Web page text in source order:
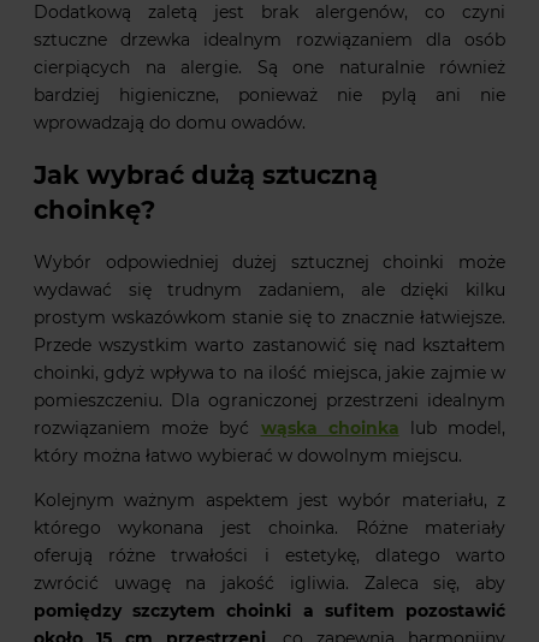
Dodatkową zaletą jest brak alergenów, co czyni
sztuczne drzewka idealnym rozwiązaniem dla osób
cierpiących na alergie. Są one naturalnie również
bardziej higieniczne, ponieważ nie pylą ani nie
wprowadzają do domu owadów.
Jak wybrać dużą sztuczną
choinkę?
Wybór odpowiedniej dużej sztucznej choinki może
wydawać się trudnym zadaniem, ale dzięki kilku
prostym wskazówkom stanie się to znacznie łatwiejsze.
Przede wszystkim warto zastanowić się nad kształtem
choinki, gdyż wpływa to na ilość miejsca, jakie zajmie w
pomieszczeniu. Dla ograniczonej przestrzeni idealnym
rozwiązaniem może być wąska choinka lub model,
który można łatwo wybierać w dowolnym miejscu.
Kolejnym ważnym aspektem jest wybór materiału, z
którego wykonana jest choinka. Różne materiały
oferują różne trwałości i estetykę, dlatego warto
zwrócić uwagę na jakość igliwia. Zaleca się, aby
pomiędzy szczytem choinki a sufitem pozostawić